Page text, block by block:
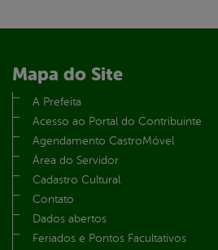
Mapa do Site
A Prefeita
Acesso ao Portal do Contribuinte
Agendamento CastroMóvel
Área do Servidor
Cadastro Cultural
Contato
Dados abertos
Feriados e Pontos Facultativos